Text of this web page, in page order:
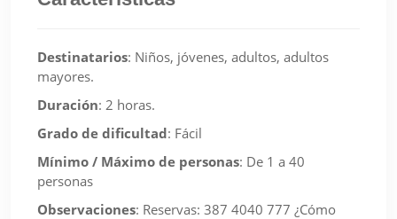
Destinatarios: Niños, jóvenes, adultos, adultos
mayores.
Duración: 2 horas.
Grado de dificultad: Fácil
Mínimo / Máximo de personas: De 1 a 40
personas
Observaciones: Reservas: 387 4040 777 ¿Cómo